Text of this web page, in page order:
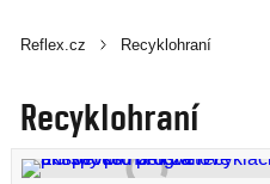
Reflex.cz Recyklohraní
Recyklohraní